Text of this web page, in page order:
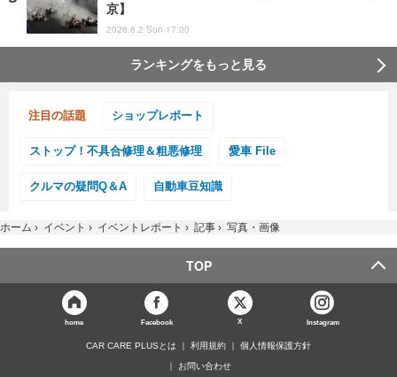
京】
2026.8.2 Sun 17:00
ランキングをもっと見る
注目の話題 ショップレポート
ストップ！不具合修理＆粗悪修理 愛車 File
クルマの疑問Q＆A 自動車豆知識
ホーム › イベント › イベントレポート › 記事 › 写真・画像
TOP
home Facebook X Instagram
CAR CARE PLUSとは 利用規約 個人情報保護方針
お問い合わせ